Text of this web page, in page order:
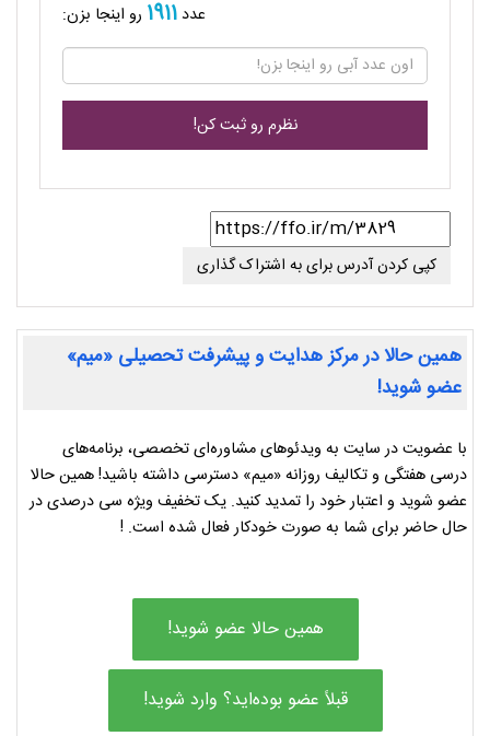
عدد1911 رو اینجا بزن:
کپی کردن آدرس برای به اشتراک گذاری
همین حالا در مرکز هدایت و پیشرفت تحصیلی «میم»
عضو شوید!
با عضویت در سایت به ویدئوهای مشاوره‌ای تخصصی، برنامه‌های
درسی هفتگی و تکالیف روزانه «میم» دسترسی داشته باشید! همین حالا
عضو شوید و اعتبار خود را تمدید کنید. یک تخفیف ویژه سی درصدی در
حال حاضر برای شما به صورت خودکار فعال شده است. !
همین حالا عضو شوید!
قبلاً عضو بوده‌اید؟ وارد شوید!